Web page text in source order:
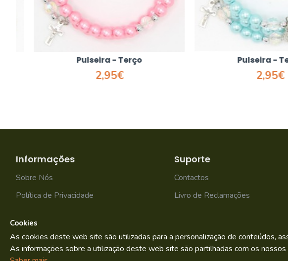
Pulseira - Terço
2,95€
Pulseira - Terço
2,95€
Informações
Sobre Nós
Política de Privacidade
Suporte
Contactos
Livro de Reclamações
Copyright © 2022. By
Cookies
As cookies deste web site são utilizadas para a personalização de conteúdos,
As informações sobre a utilização deste web site são partilhadas com os